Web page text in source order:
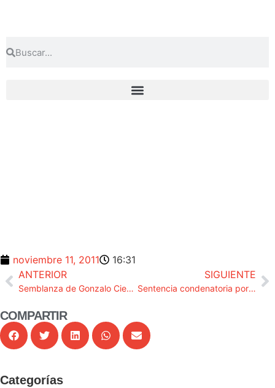
noviembre 11, 2011
16:31
ANTERIOR
Semblanza de Gonzalo Cienfuegos Bueno
SIGUIENTE
Sentencia condenatoria por provocación al odio
COMPARTIR
Categorías